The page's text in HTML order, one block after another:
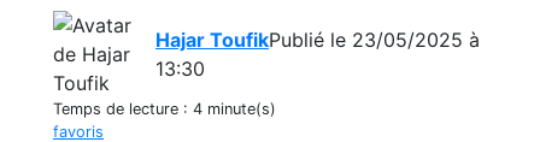
Hajar ToufikPublié le 23/05/2025 à
13:30
Temps de lecture : 4 minute(s)
favoris